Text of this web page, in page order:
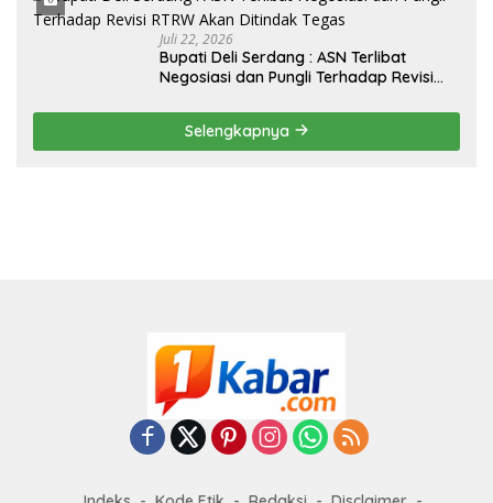
Juli 22, 2026
Bupati Deli Serdang : ASN Terlibat
Negosiasi dan Pungli Terhadap Revisi
Selengkapnya